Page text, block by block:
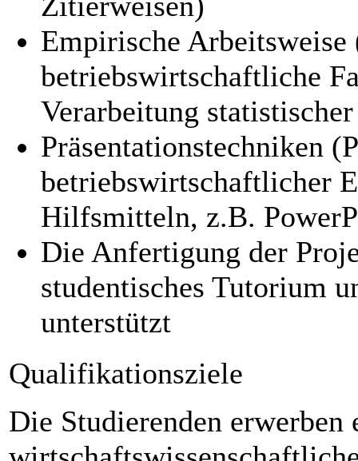
Empirische Arbeitsweise
betriebswirtschaftliche
Verarbeitung
Präsentationstechniken
betriebswirtschaftlicher
Hilfsmitteln, z.B.
Die Anfertigung der
studentisches Tutorium
unterstützt
Qualifikationsziele
Die Studierenden erwerben